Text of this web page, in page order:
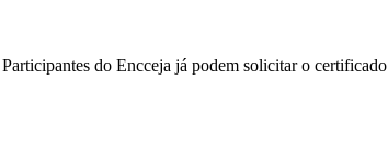
Participantes do Encceja já podem solicitar o certificado